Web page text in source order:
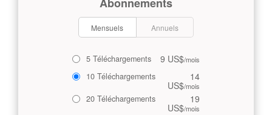
Mensuels Annuels
5 Téléchargements 9 US$/mois
10 Téléchargements 14
US$/mois
20 Téléchargements 19
US$/mois